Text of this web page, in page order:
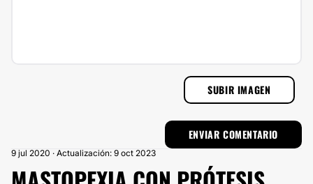
SUBIR IMAGEN
9 jul 2020 · Actualización: 9 oct 2023